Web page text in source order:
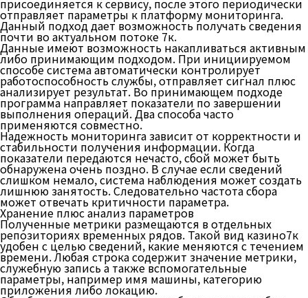
присоединяется к сервису, после этого периодически
отправляет параметры к платформу мониторинга.
Данный подход дает возможность получать сведения
почти во актуальном потоке 7к.
Данные имеют возможность накапливаться активным
либо принимающим подходом. При инициируемом
способе система автоматически контролирует
работоспособность службы, отправляет сигнал плюс
анализирует результат. Во принимающем подходе
программа направляет показатели по завершении
выполнения операций. Два способа часто
применяются совместно.
Надежность мониторинга зависит от корректности и
стабильности получения информации. Когда
показатели передаются нечасто, сбой может быть
обнаружена очень поздно. В случае если сведений
слишком немало, система наблюдения может создать
лишнюю занятость. Следовательно частота сбора
может отвечать критичности параметра.
Хранение плюс анализ параметров
Полученные метрики размещаются в отдельных
репозиториях временных рядов. Такой вид казино7к
удобен с целью сведений, какие меняются с течением
времени. Любая строка содержит значение метрики,
служебную запись а также вспомогательные
параметры, например имя машины, категорию
приложения либо локацию.